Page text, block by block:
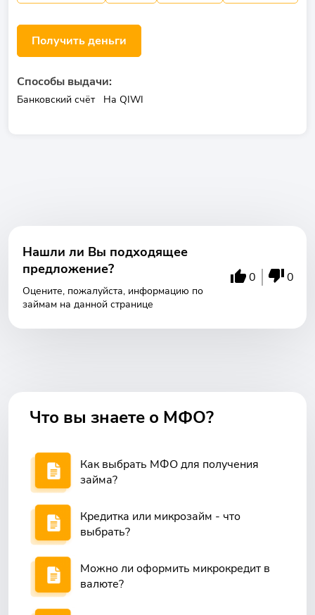
Получить деньги
Способы выдачи:
Банковский счёт На QIWI
Нашли ли Вы подходящее
предложение?
Оцените, пожалуйста, информацию по
займам на данной странице
0 0
Что вы знаете о МФО?
Как выбрать МФО для получения
займа?
Кредитка или микрозайм - что
выбрать?
Можно ли оформить микрокредит в
валюте?